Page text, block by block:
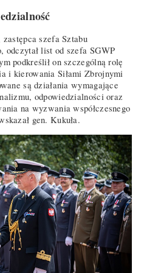
szefa Sztabu
odczytał list od szefa SGWP
podkreślił on szczególną rolę
i kierowania Siłami Zbrojnymi
są działania wymagające
odpowiedzialności oraz
na wyzwania współczesnego
gen. Kukuła.